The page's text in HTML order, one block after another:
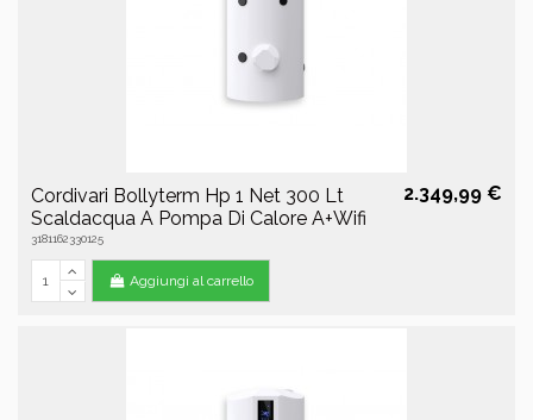
Cordivari Bollyterm Hp 1 Net 300 Lt
Scaldacqua A Pompa Di Calore A+Wifi
3181162330125
2.349,99 €
Aggiungi al carrello